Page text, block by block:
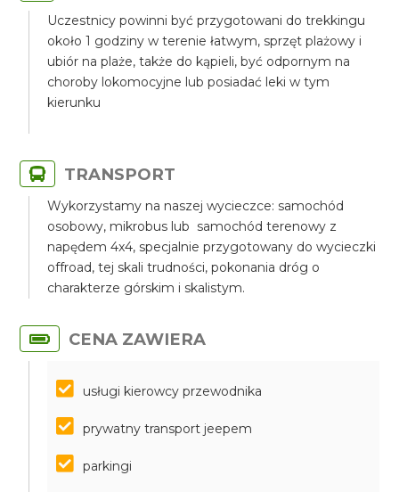
Uczestnicy powinni być przygotowani do trekkingu
około 1 godziny w terenie łatwym, sprzęt plażowy i
ubiór na plaże, także do kąpieli, być odpornym na
choroby lokomocyjne lub posiadać leki w tym
kierunku
TRANSPORT
Wykorzystamy na naszej wycieczce: samochód
osobowy, mikrobus lub samochód terenowy z
napędem 4x4, specjalnie przygotowany do wycieczki
offroad, tej skali trudności, pokonania dróg o
charakterze górskim i skalistym.
CENA ZAWIERA
usługi kierowcy przewodnika
prywatny transport jeepem
parkingi